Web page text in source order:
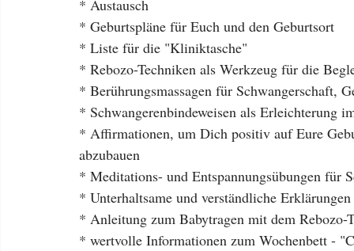
* Austausch
* Geburtspläne für Euch und den Geburtsort
* Liste für die "Kliniktasche"
* Rebozo-Techniken als Werkzeug für die
* Berührungsmassagen für Schwangerschaft,
* Schwangerenbindeweisen als Erleichterung
* Affirmationen, um Dich positiv auf Eure
abzubauen
* Meditations- und Entspannungsübungen für
* Unterhaltsame und verständliche
* Anleitung zum Babytragen mit dem Rebozo-
* wertvolle Informationen zum Wochenbett -